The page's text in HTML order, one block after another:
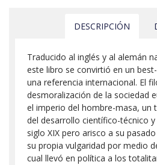
DESCRIPCIÓN
Traducido al inglés y al alemán
este libro se convirtió en un
una referencia internacional. El
desmoralización de la sociedad
el imperio del hombre-masa, un
del desarrollo científico-técnico
siglo XIX pero arisco a su
su propia vulgaridad por medio
cual llevó en política a los